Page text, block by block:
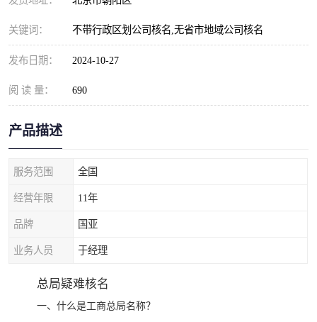
关键词： 不带行政区划公司核名,无省市地域公司核名
发布日期： 2024-10-27
阅 读 量： 690
产品描述
服务范围 全国
经营年限 11年
品牌 国亚
业务人员 于经理
总局疑难核名
一、什么是工商总局名称？